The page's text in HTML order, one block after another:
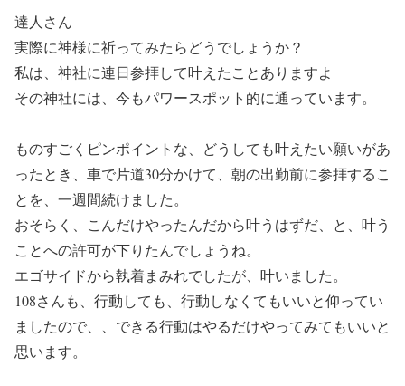
達人さん
実際に神様に祈ってみたらどうでしょうか？
私は、神社に連日参拝して叶えたことありますよ
その神社には、今もパワースポット的に通っています。
ものすごくピンポイントな、どうしても叶えたい願いがあ
ったとき、車で片道30分かけて、朝の出勤前に参拝するこ
とを、一週間続けました。
おそらく、こんだけやったんだから叶うはずだ、と、叶う
ことへの許可が下りたんでしょうね。
エゴサイドから執着まみれでしたが、叶いました。
108さんも、行動しても、行動しなくてもいいと仰ってい
ましたので、、できる行動はやるだけやってみてもいいと
思います。